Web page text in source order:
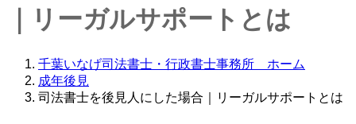
｜リーガルサポートとは
千葉いなげ司法書士・行政書士事務所 ホーム
成年後見
司法書士を後見人にした場合｜リーガルサポートとは